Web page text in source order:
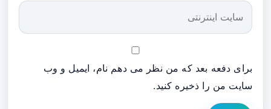
برای دفعه بعد که من نظر می دهم نام، ایمیل و وب
سایت من را ذخیره کنید.